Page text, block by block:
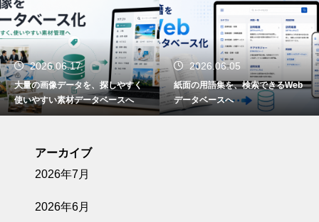
2026.06.17
大量の画像データを、探しやすく
使いやすい素材データベースへ
2026.06.05
紙面の用語集を、検索できるWeb
データベースへ
アーカイブ
2026年7月
2026年6月